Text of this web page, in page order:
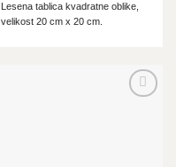
Lesena tablica kvadratne oblike,
velikost 20 cm x 20 cm.